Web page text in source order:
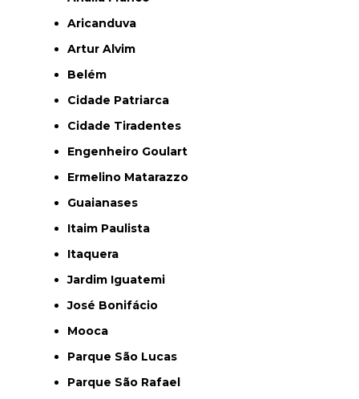
Aricanduva
Artur Alvim
Belém
Cidade Patriarca
Cidade Tiradentes
Engenheiro Goulart
Ermelino Matarazzo
Guaianases
Itaim Paulista
Itaquera
Jardim Iguatemi
José Bonifácio
Mooca
Parque São Lucas
Parque São Rafael